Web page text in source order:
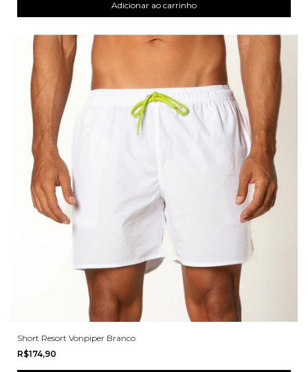
Short Resort Vonpiper Branco
R$174,90